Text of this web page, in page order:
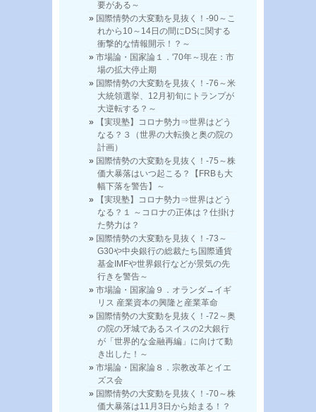
要がある～
国際情勢の大変動を見抜く！-90～こ
れから10～14日の間にDSに関する
衝撃的な情報開示！？～
市場論・国家論１．'70年～現在：市
場の拡大停止期
国際情勢の大変動を見抜く！-76～米
大統領選挙、12月初旬にトランプが
大逆転する？～
【実現塾】コロナ勢力⇒世界はどう
なる？３（世界の大転換と奥の院の
計画）
国際情勢の大変動を見抜く！-75～株
価大暴落はいつ起こる？【FRBも大
幅下落を警告】～
【実現塾】コロナ勢力⇒世界はどう
なる？１ ～コロナの正体は？仕掛け
た勢力は？
国際情勢の大変動を見抜く！-73～
G30や中央銀行の総裁たち国際通貨
基金IMFや世界銀行などが景気の先
行きを警告～
市場論・国家論９．オランダ→イギ
リス 産業資本の興隆と産業革命
国際情勢の大変動を見抜く！-72～奥
の院の牙城であるスイスの2大銀行
が「世界的な金融再編」に向けて動
き出した！～
市場論・国家論８．宗教改革とイエ
ズス会
国際情勢の大変動を見抜く！-70～株
価大暴落は11月3日から始まる！？